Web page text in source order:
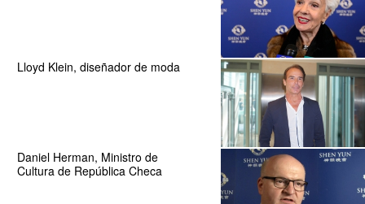
Lloyd Klein, diseñador de moda
Daniel Herman, Ministro de
Cultura de República Checa